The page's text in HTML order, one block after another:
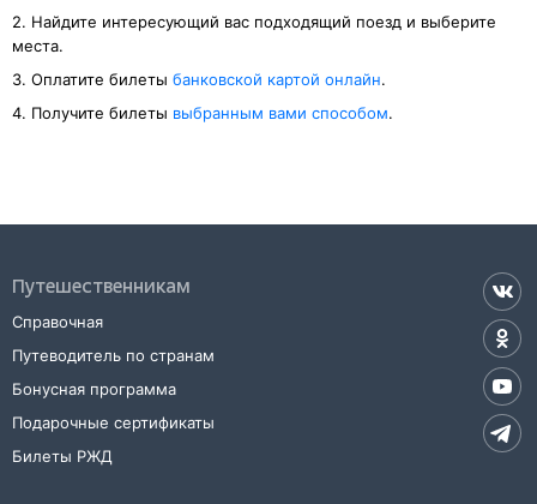
2. Найдите интересующий вас подходящий поезд и выберите
места.
3. Оплатите билеты банковской картой онлайн.
4. Получите билеты выбранным вами способом.
Путешественникам
Справочная
Путеводитель по странам
Бонусная программа
Подарочные сертификаты
Билеты РЖД